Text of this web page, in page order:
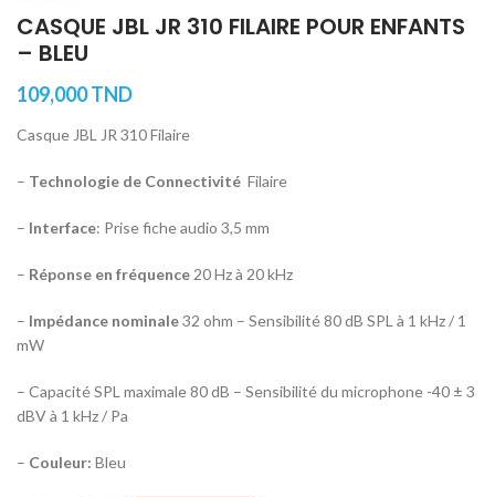
CASQUE JBL JR 310 FILAIRE POUR ENFANTS
– BLEU
109,000TND
Casque JBL JR 310 Filaire
– Technologie de Connectivité Filaire
– Interface: Prise fiche audio 3,5 mm
– Réponse en fréquence 20 Hz à 20 kHz
– Impédance nominale32 ohm – Sensibilité 80 dB SPL à 1 kHz / 1
mW
– Capacité SPL maximale 80 dB – Sensibilité du microphone -40 ± 3
dBV à 1 kHz / Pa
– Couleur: Bleu